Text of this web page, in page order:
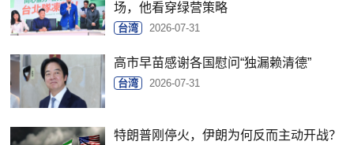
场，他看穿绿营策略
台湾 2026-07-31
高市早苗感谢各国慰问“独漏赖清德”
台湾 2026-07-31
特朗普刚停火，伊朗为何反而主动开战？